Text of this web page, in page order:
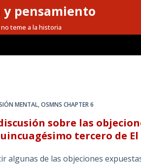
y pensamiento
teme a la historia
MENTAL,OSMNS CHAPTER 6
sobre las
tercero de El
algunas de las objeciones